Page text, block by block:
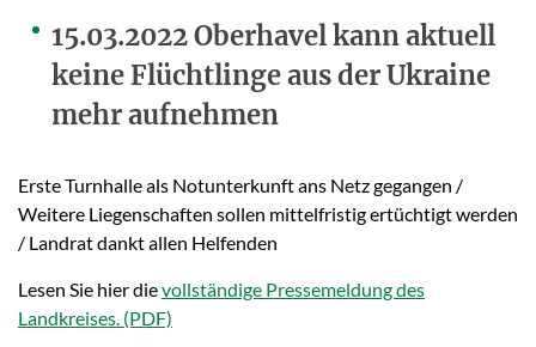
15.03.2022 Oberhavel kann aktuell
keine Flüchtlinge aus der Ukraine
mehr aufnehmen
Erste Turnhalle als Notunterkunft ans Netz gegangen /
Weitere Liegenschaften sollen mittelfristig ertüchtigt werden
/ Landrat dankt allen Helfenden
Lesen Sie hier dievollständige Pressemeldung des
Landkreises.